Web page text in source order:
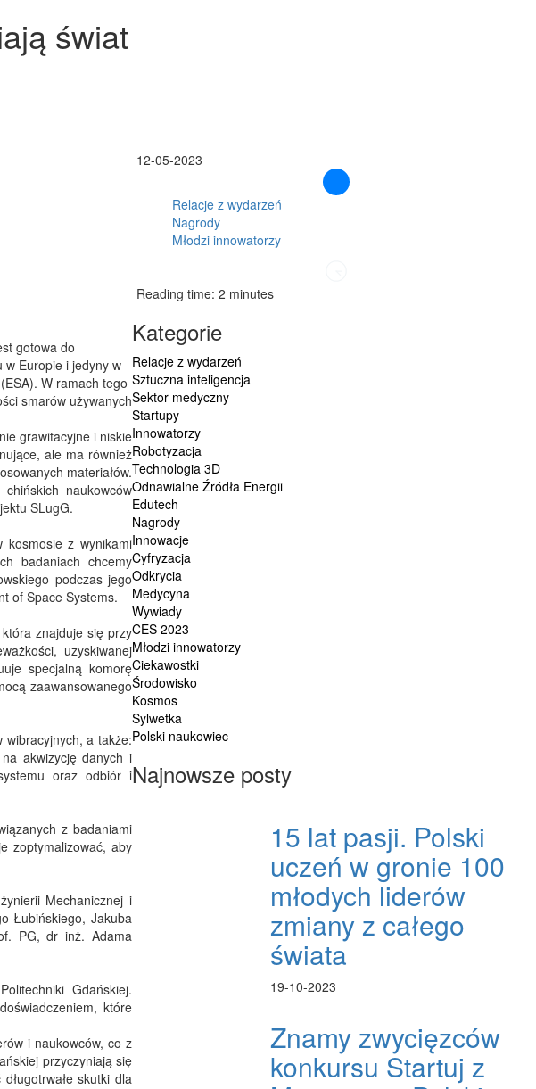
świat
12-05-2023
Relacje z wydarzeń
Nagrody
Młodzi innowatorzy
Reading time: 2 minutes
gotowa do
w Europie i jedyny w
W ramach tego
smarów używanych
grawitacyjne i niskie
ale ma również
materiałów.
naukowców
SLugG.
kosmosie z wynikami
badaniach chcemy
podczas jego
of Space Systems.
znajduje się przy
uzyskiwanej
specjalną komorę
zaawansowanego
a także:
akwizycję danych i
oraz odbiór i
z badaniami
zoptymalizować, aby
Mechanicznej i
Łubińskiego, Jakuba
PG, dr inż. Adama
Gdańskiej.
które
i naukowców, co z
przyczyniają się
skutki dla
Kategorie
Relacje z wydarzeń
Sztuczna inteligencja
Sektor medyczny
Startupy
Innowatorzy
Robotyzacja
Technologia 3D
Odnawialne Źródła Energii
Edutech
Nagrody
Innowacje
Cyfryzacja
Odkrycia
Medycyna
Wywiady
CES 2023
Młodzi innowatorzy
Ciekawostki
Środowisko
Kosmos
Sylwetka
Polski naukowiec
Najnowsze posty
15 lat pasji. Polski
uczeń w gronie 100
młodych liderów
zmiany z całego
świata
19-10-2023
Znamy zwycięzców
konkursu Startuj z